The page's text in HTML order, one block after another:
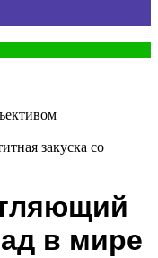
закуска со
в мире